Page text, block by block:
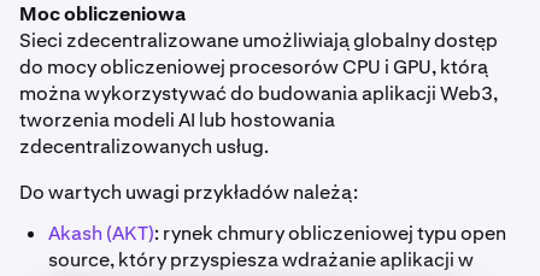
Moc obliczeniowa
Sieci zdecentralizowane umożliwiają globalny dostęp
do mocy obliczeniowej procesorów CPU i GPU, którą
można wykorzystywać do budowania aplikacji Web3,
tworzenia modeli AI lub hostowania
zdecentralizowanych usług.
Do wartych uwagi przykładów należą:
Akash (AKT): rynek chmury obliczeniowej typu open
source, który przyspiesza wdrażanie aplikacji w